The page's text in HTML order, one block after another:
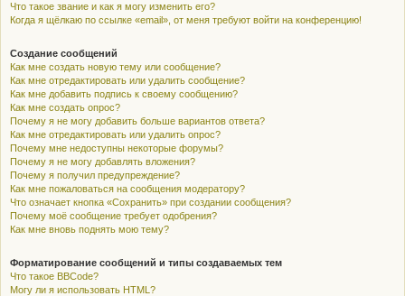
Что такое звание и как я могу изменить его?
Когда я щёлкаю по ссылке «email», от меня требуют войти на конференцию!
Создание сообщений
Как мне создать новую тему или сообщение?
Как мне отредактировать или удалить сообщение?
Как мне добавить подпись к своему сообщению?
Как мне создать опрос?
Почему я не могу добавить больше вариантов ответа?
Как мне отредактировать или удалить опрос?
Почему мне недоступны некоторые форумы?
Почему я не могу добавлять вложения?
Почему я получил предупреждение?
Как мне пожаловаться на сообщения модератору?
Что означает кнопка «Сохранить» при создании сообщения?
Почему моё сообщение требует одобрения?
Как мне вновь поднять мою тему?
Форматирование сообщений и типы создаваемых тем
Что такое BBCode?
Могу ли я использовать HTML?